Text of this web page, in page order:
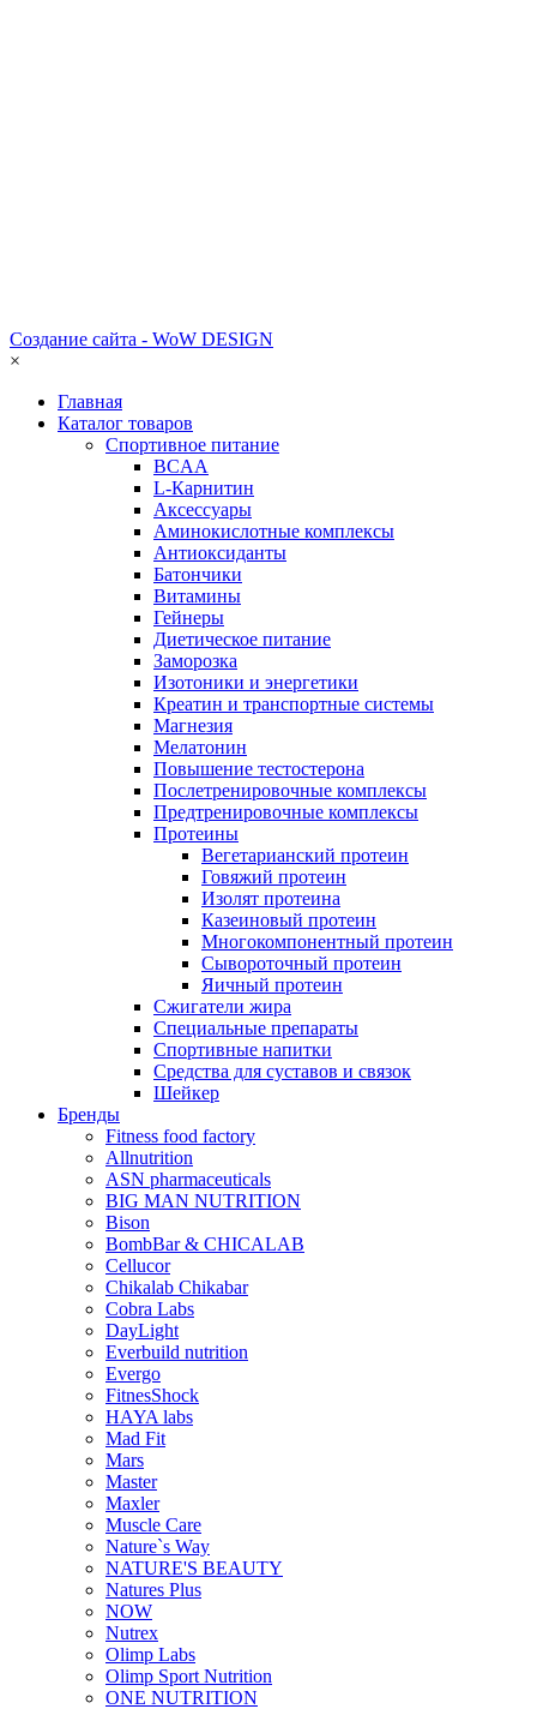
Создание сайта - WoW DESIGN
×
Главная
Каталог товаров
Спортивное питание
BCAA
L-Карнитин
Аксессуары
Аминокислотные комплексы
Антиоксиданты
Батончики
Витамины
Гейнеры
Диетическое питание
Заморозка
Изотоники и энергетики
Креатин и транспортные системы
Магнезия
Мелатонин
Повышение тестостерона
Послетренировочные комплексы
Предтренировочные комплексы
Протеины
Вегетарианский протеин
Говяжий протеин
Изолят протеина
Казеиновый протеин
Многокомпонентный протеин
Сывороточный протеин
Яичный протеин
Сжигатели жира
Специальные препараты
Спортивные напитки
Средства для суставов и связок
Шейкер
Бренды
Fitness food factory
Allnutrition
ASN pharmaceuticals
BIG MAN NUTRITION
Bison
BombBar & CHICALAB
Cellucor
Chikalab Chikabar
Cobra Labs
DayLight
Everbuild nutrition
Evergo
FitnesShock
HAYA labs
Mad Fit
Mars
Master
Maxler
Muscle Care
Nature`s Way
NATURE'S BEAUTY
Natures Plus
NOW
Nutrex
Olimp Labs
Olimp Sport Nutrition
ONE NUTRITION